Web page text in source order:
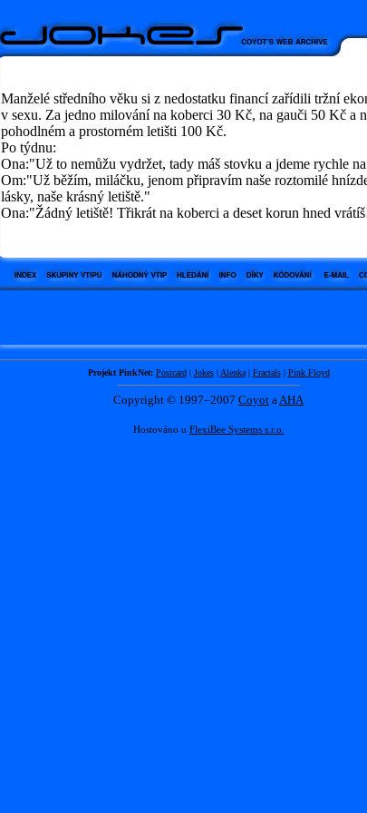
Manželé středního věku si z nedostatku financí zařídili tržní
v sexu. Za jedno milování na koberci 30 Kč, na gauči 50 Kč a
pohodlném a prostorném letišti 100 Kč.
Po týdnu:
Ona:"Už to nemůžu vydržet, tady máš stovku a jdeme rychle
Om:"Už běžím, miláčku, jenom připravím naše roztomilé
lásky, naše krásný letiště."
Ona:"Žádný letiště! Třikrát na koberci a deset korun hned
Projekt PinkNet: Postcard| Jokes| Alenka| Fractals| Pink Floyd
Copyright © 1997–2007 Coyot aAHA
Hostováno u FlexiBee Systems s.r.o.